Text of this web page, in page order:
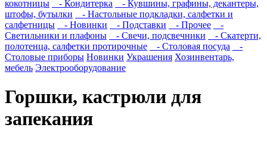
кокотницы
- Кондитерка
- Кувшины, графины, декантеры,
штофы, бутылки
- Настольные подкладки, салфетки и
салфетницы
- Новинки - Подставки - Прочее
-
Светильники и плафоны
- Свечи, подсвечники
- Скатерти,
полотенца, салфетки протирочные
- Столовая посуда
-
Столовые приборы Новинки Украшения Хозинвентарь,
мебель Электрооборудование
Горшки, кастрюли для
запекания